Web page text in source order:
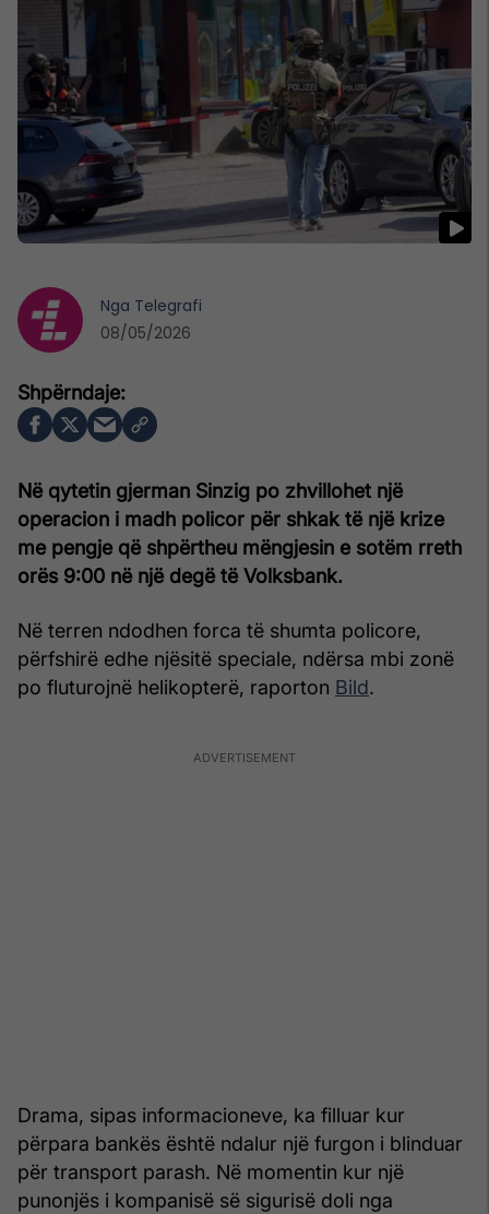
Në qytetin gjerman Sinzig po zhvillohet një
operacion i madh policor për shkak të një krize
me pengje që shpërtheu mëngjesin e sotëm rreth
orës 9:00 në një degë të Volksbank.
Në terren ndodhen forca të shumta policore,
përfshirë edhe njësitë speciale, ndërsa mbi zonë
po fluturojnë helikopterë, raporton Bild.
Drama, sipas informacioneve, ka filluar kur
përpara bankës është ndalur një furgon i blinduar
për transport parash. Në momentin kur një
punonjës i kompanisë së sigurisë doli nga
Nga Telegrafi
08/05/2026